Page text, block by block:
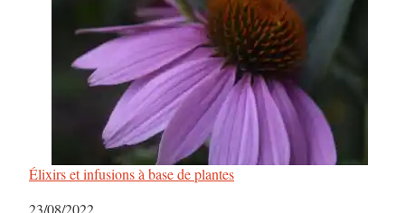
Élixirs et infusions à base de plantes
Date
23/08/2022